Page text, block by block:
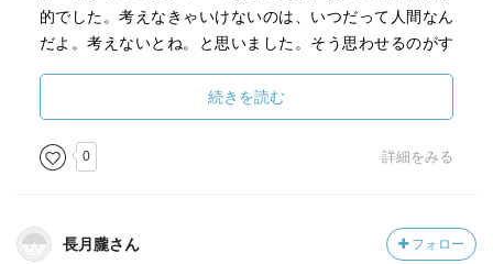
的でした。考えなきゃいけないのは、いつだって人間なん
だよ。考えないとね。と思いました。そう思わせるのがす
まさかあそこでラクシャスとは思いませんでしたけど！す
っかり騙されてた～。伏線はあったのに判らなかった。
猫の行進はめちゃくちゃかわいかった！です！かわいい！
かわいい！癒されました。何度も何度も落ちかけてる子は
んって押し出したのに、泣きました。かわいいけど、かわ
いいだけでなくて、とても良い話だった。
続きを読む
0 詳細をみる
長月朧さん フォロー